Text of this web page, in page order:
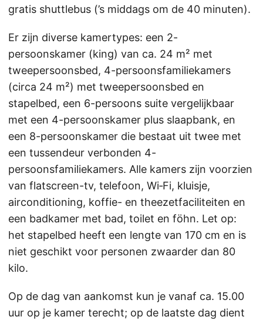
gratis shuttlebus (’s middags om de 40 minuten).
Er zijn diverse kamertypes: een 2-
persoonskamer (king) van ca. 24 m² met
tweepersoonsbed, 4-persoonsfamiliekamers
(circa 24 m²) met tweepersoonsbed en
stapelbed, een 6-persoons suite vergelijkbaar
met een 4-persoonskamer plus slaapbank, en
een 8-persoonskamer die bestaat uit twee met
een tussendeur verbonden 4-
persoonsfamiliekamers. Alle kamers zijn voorzien
van flatscreen-tv, telefoon, Wi‑Fi, kluisje,
airconditioning, koffie- en theezetfaciliteiten en
een badkamer met bad, toilet en föhn. Let op:
het stapelbed heeft een lengte van 170 cm en is
niet geschikt voor personen zwaarder dan 80
kilo.
Op de dag van aankomst kun je vanaf ca. 15.00
uur op je kamer terecht; op de laatste dag dient